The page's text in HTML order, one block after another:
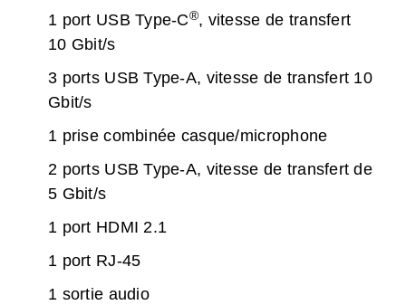
1 port USB Type-C®, vitesse de transfert
10 Gbit/s
3 ports USB Type-A, vitesse de transfert 10
Gbit/s
1 prise combinée casque/microphone
2 ports USB Type-A, vitesse de transfert de
5 Gbit/s
1 port HDMI 2.1
1 port RJ-45
1 sortie audio